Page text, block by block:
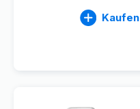
Kaufen